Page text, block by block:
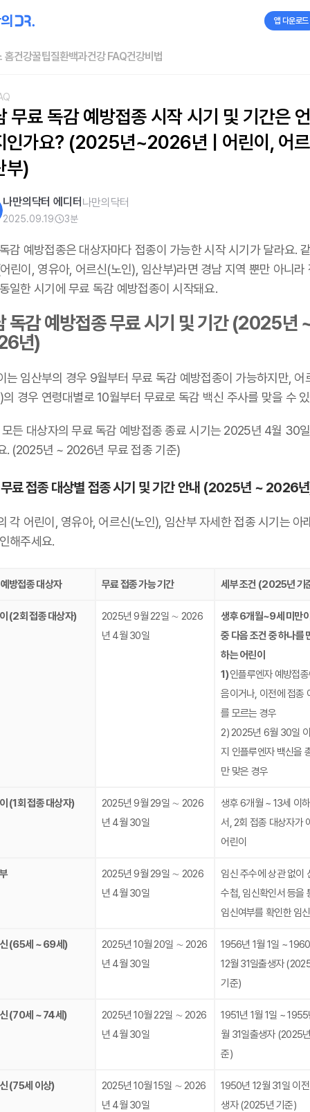
앱 다운로드
홈건강꿀팁질환백과건강 FAQ건강비법
무료 독감 예방접종 시작 시기 및 기간은
인가요? (2025년~2026년 | 어린이, 어
부)
나만의닥터 에디터 나만의닥터
2025.09.19 3분
감 예방접종은 대상자마다 접종이 가능한 시작 시기가 달라요.
린이, 영유아, 어르신(노인), 임산부)라면 경남 지역 뿐만 아니라
일한 시기에 무료 독감 예방접종이 시작돼요.
독감 예방접종 무료 시기 및 기간 (2025년
년)
는 임산부의 경우 9월부터 무료 독감 예방접종이 가능하지만, 어
의 경우 연령대별로 10월부터 무료로 독감 백신 주사를 맞을 수
모든 대상자의 무료 독감 예방접종 종료 시기는 2025년 4월 30
. (2025년 ~ 2026년 무료 접종 기준)
료 접종 대상별 접종 시기 및 기간 안내 (2025년 ~ 2026
각 어린이, 영유아, 어르신(노인), 임산부 자세한 접종 시기는 아
해주세요.
방접종 대상자 무료 접종 가능 기간 세부 조건 (2025년 기
(2회 접종 대상자)
2025년 9월 22일 ∼ 2026
년 4월 30일
생후 6개월~9세 미만
중 다음 조건 중 하나를
하는 어린이
1)인플루엔자 예방접종
음이거나, 이전에 접종
를 모르는 경우
2) 2025년 6월 30일
지 인플루엔자 백신을
만 맞은 경우
(1회 접종 대상자)
2025년 9월 29일 ∼ 2026
년 4월 30일
생후 6개월 ~ 13세 이
서, 2회 접종 대상자가
어린이
2025년 9월 29일 ∼ 2026
년 4월 30일
임신 주수에 상관 없이
수첩, 임신확인서 등을
임신여부를 확인한 임
(65세 ~ 69세)
2025년 10월 20일 ∼ 2026
년 4월 30일
1956년 1월 1일 ~
12월 31일출생자
기준)
(70세 ~ 74세)
2025년 10월 22일 ∼ 2026
년 4월 30일
1951년 1월 1일 ~ 1955
월 31일출생자 (2025년
준)
(75세 이상)
2025년 10월 15일 ∼ 2026
년 4월 30일
1950년 12월 31일 이
생자 (2025년 기준)